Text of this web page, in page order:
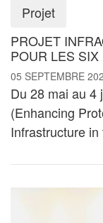
Projet
PROJET
POUR LES SIX
05 SEPTEMBRE
Du 28 mai au 4
(Enhancing
Infrastructure in